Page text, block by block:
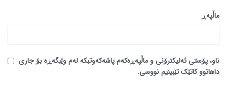
ماڵپه‌ڕ
ناو، پۆستی ئەلیکترۆنی و ماڵپەڕەکەم پاشەکەوتبکە لەم وێبگەڕە بۆ جاری
داهاتوو کاتێک تێبینیم نووسی.